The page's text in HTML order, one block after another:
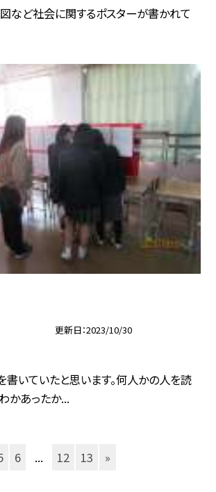
など社会に関するポスターが書かれて
更新日 2023/10/30
いていたと思います。何人かの人を読
かあったか...
6 ... 12 13 »